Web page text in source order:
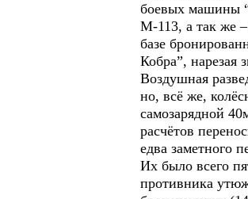
боевых машины
М-113, а так же
базе
Кобра”, нарезая
Воздушная
но, всё же,
самозарядной
расчётов
едва заметного
Их было всего
противника